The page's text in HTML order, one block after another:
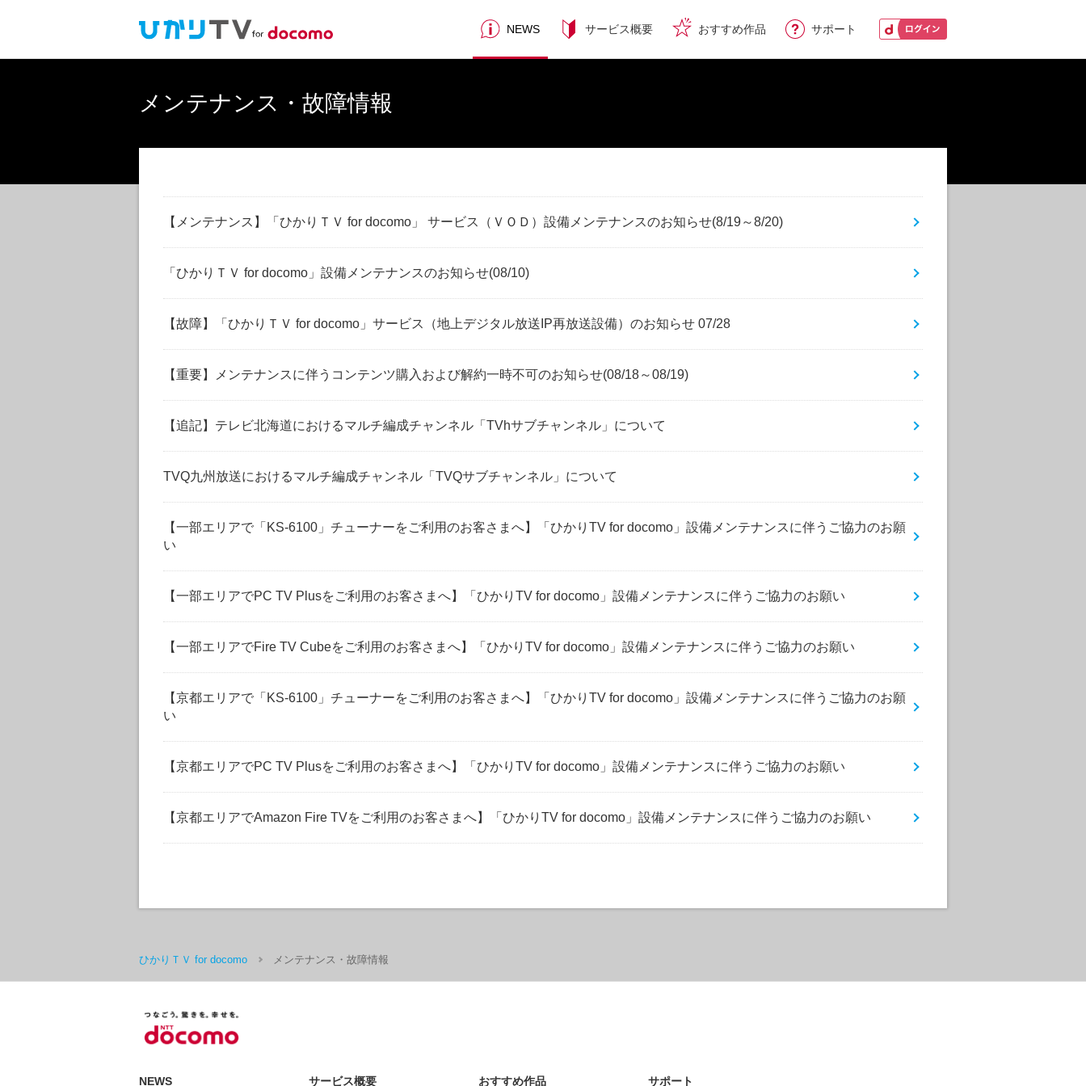
NEWS サービス概要 おすすめ作品 サポート
メンテナンス・故障情報
【メンテナンス】「ひかりＴＶ for docomo」 サービス（ＶＯＤ）設備メンテナンスのお知らせ(8/19～8/20)
「ひかりＴＶ for docomo」設備メンテナンスのお知らせ(08/10)
【故障】「ひかりＴＶ for docomo」サービス（地上デジタル放送IP再放送設備）のお知らせ 07/28
【重要】メンテナンスに伴うコンテンツ購入および解約一時不可のお知らせ(08/18～08/19)
【追記】テレビ北海道におけるマルチ編成チャンネル「TVhサブチャンネル」について
TVQ九州放送におけるマルチ編成チャンネル「TVQサブチャンネル」について
【一部エリアで「KS-6100」チューナーをご利用のお客さまへ】「ひかりTV for docomo」設備メンテナンスに伴うご協力のお願
い
【一部エリアでPC TV Plusをご利用のお客さまへ】「ひかりTV for docomo」設備メンテナンスに伴うご協力のお願い
【一部エリアでFire TV Cubeをご利用のお客さまへ】「ひかりTV for docomo」設備メンテナンスに伴うご協力のお願い
【京都エリアで「KS-6100」チューナーをご利用のお客さまへ】「ひかりTV for docomo」設備メンテナンスに伴うご協力のお願
い
【京都エリアでPC TV Plusをご利用のお客さまへ】「ひかりTV for docomo」設備メンテナンスに伴うご協力のお願い
【京都エリアでAmazon Fire TVをご利用のお客さまへ】「ひかりTV for docomo」設備メンテナンスに伴うご協力のお願い
ひかりＴＶ for docomo メンテナンス・故障情報
NEWS サービス概要 おすすめ作品 サポート